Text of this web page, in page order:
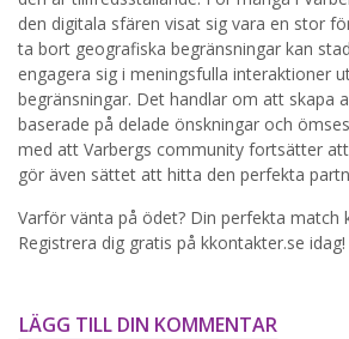
Sekretesspolicyn. Jag godkänner att ta
reklam via e-post från hemsidans
tillbaka godkännande när jag vill.
STARTA NU!
den digitala sfären visat sig vara en stor
ta bort geografiska begränsningar kan
engagera sig i meningsfulla interaktioner
begränsningar. Det handlar om att skapa
baserade på delade önskningar och
med att Varbergs community fortsätter
gör även sättet att hitta den perfekta
Varför vänta på ödet? Din perfekta match
Registrera dig gratis på kkontakter.se idag!
LÄGG TILL DIN KOMMENTAR